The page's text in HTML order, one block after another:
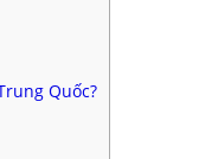
Quốc?